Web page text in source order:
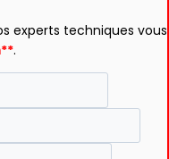
experts techniques vous
.